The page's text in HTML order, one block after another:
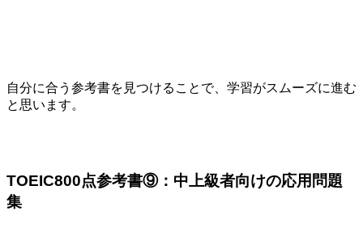
自分に合う参考書を見つけることで、学習がスムーズに進む
と思います。
TOEIC800点参考書⑨：中上級者向けの応用問題
集